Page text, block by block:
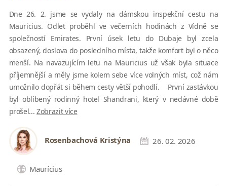
Dne 26. 2. jsme se vydaly na dámskou inspekční cestu na
Mauricius. Odlet proběhl ve večerních hodinách z Vídně se
společností Emirates. První úsek letu do Dubaje byl zcela
obsazený, doslova do posledního místa, takže komfort byl o něco
menší. Na navazujícím letu na Mauricius už však byla situace
příjemnější a měly jsme kolem sebe více volných míst, což nám
umožnilo dopřát si během cesty větší pohodlí. První zastávkou
byl oblíbený rodinný hotel Shandrani, který v nedávné době
prošel...Zobrazit více
Rosenbachová Kristýna 26. 02. 2026
Maurícius